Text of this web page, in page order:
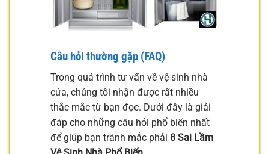
Câu hỏi thường gặp (FAQ)
Trong quá trình tư vấn về vệ sinh nhà
cửa, chúng tôi nhận được rất nhiều
thắc mắc từ bạn đọc. Dưới đây là giải
đáp cho những câu hỏi phổ biến nhất
để giúp bạn tránh mắc phải 8 Sai Lầm